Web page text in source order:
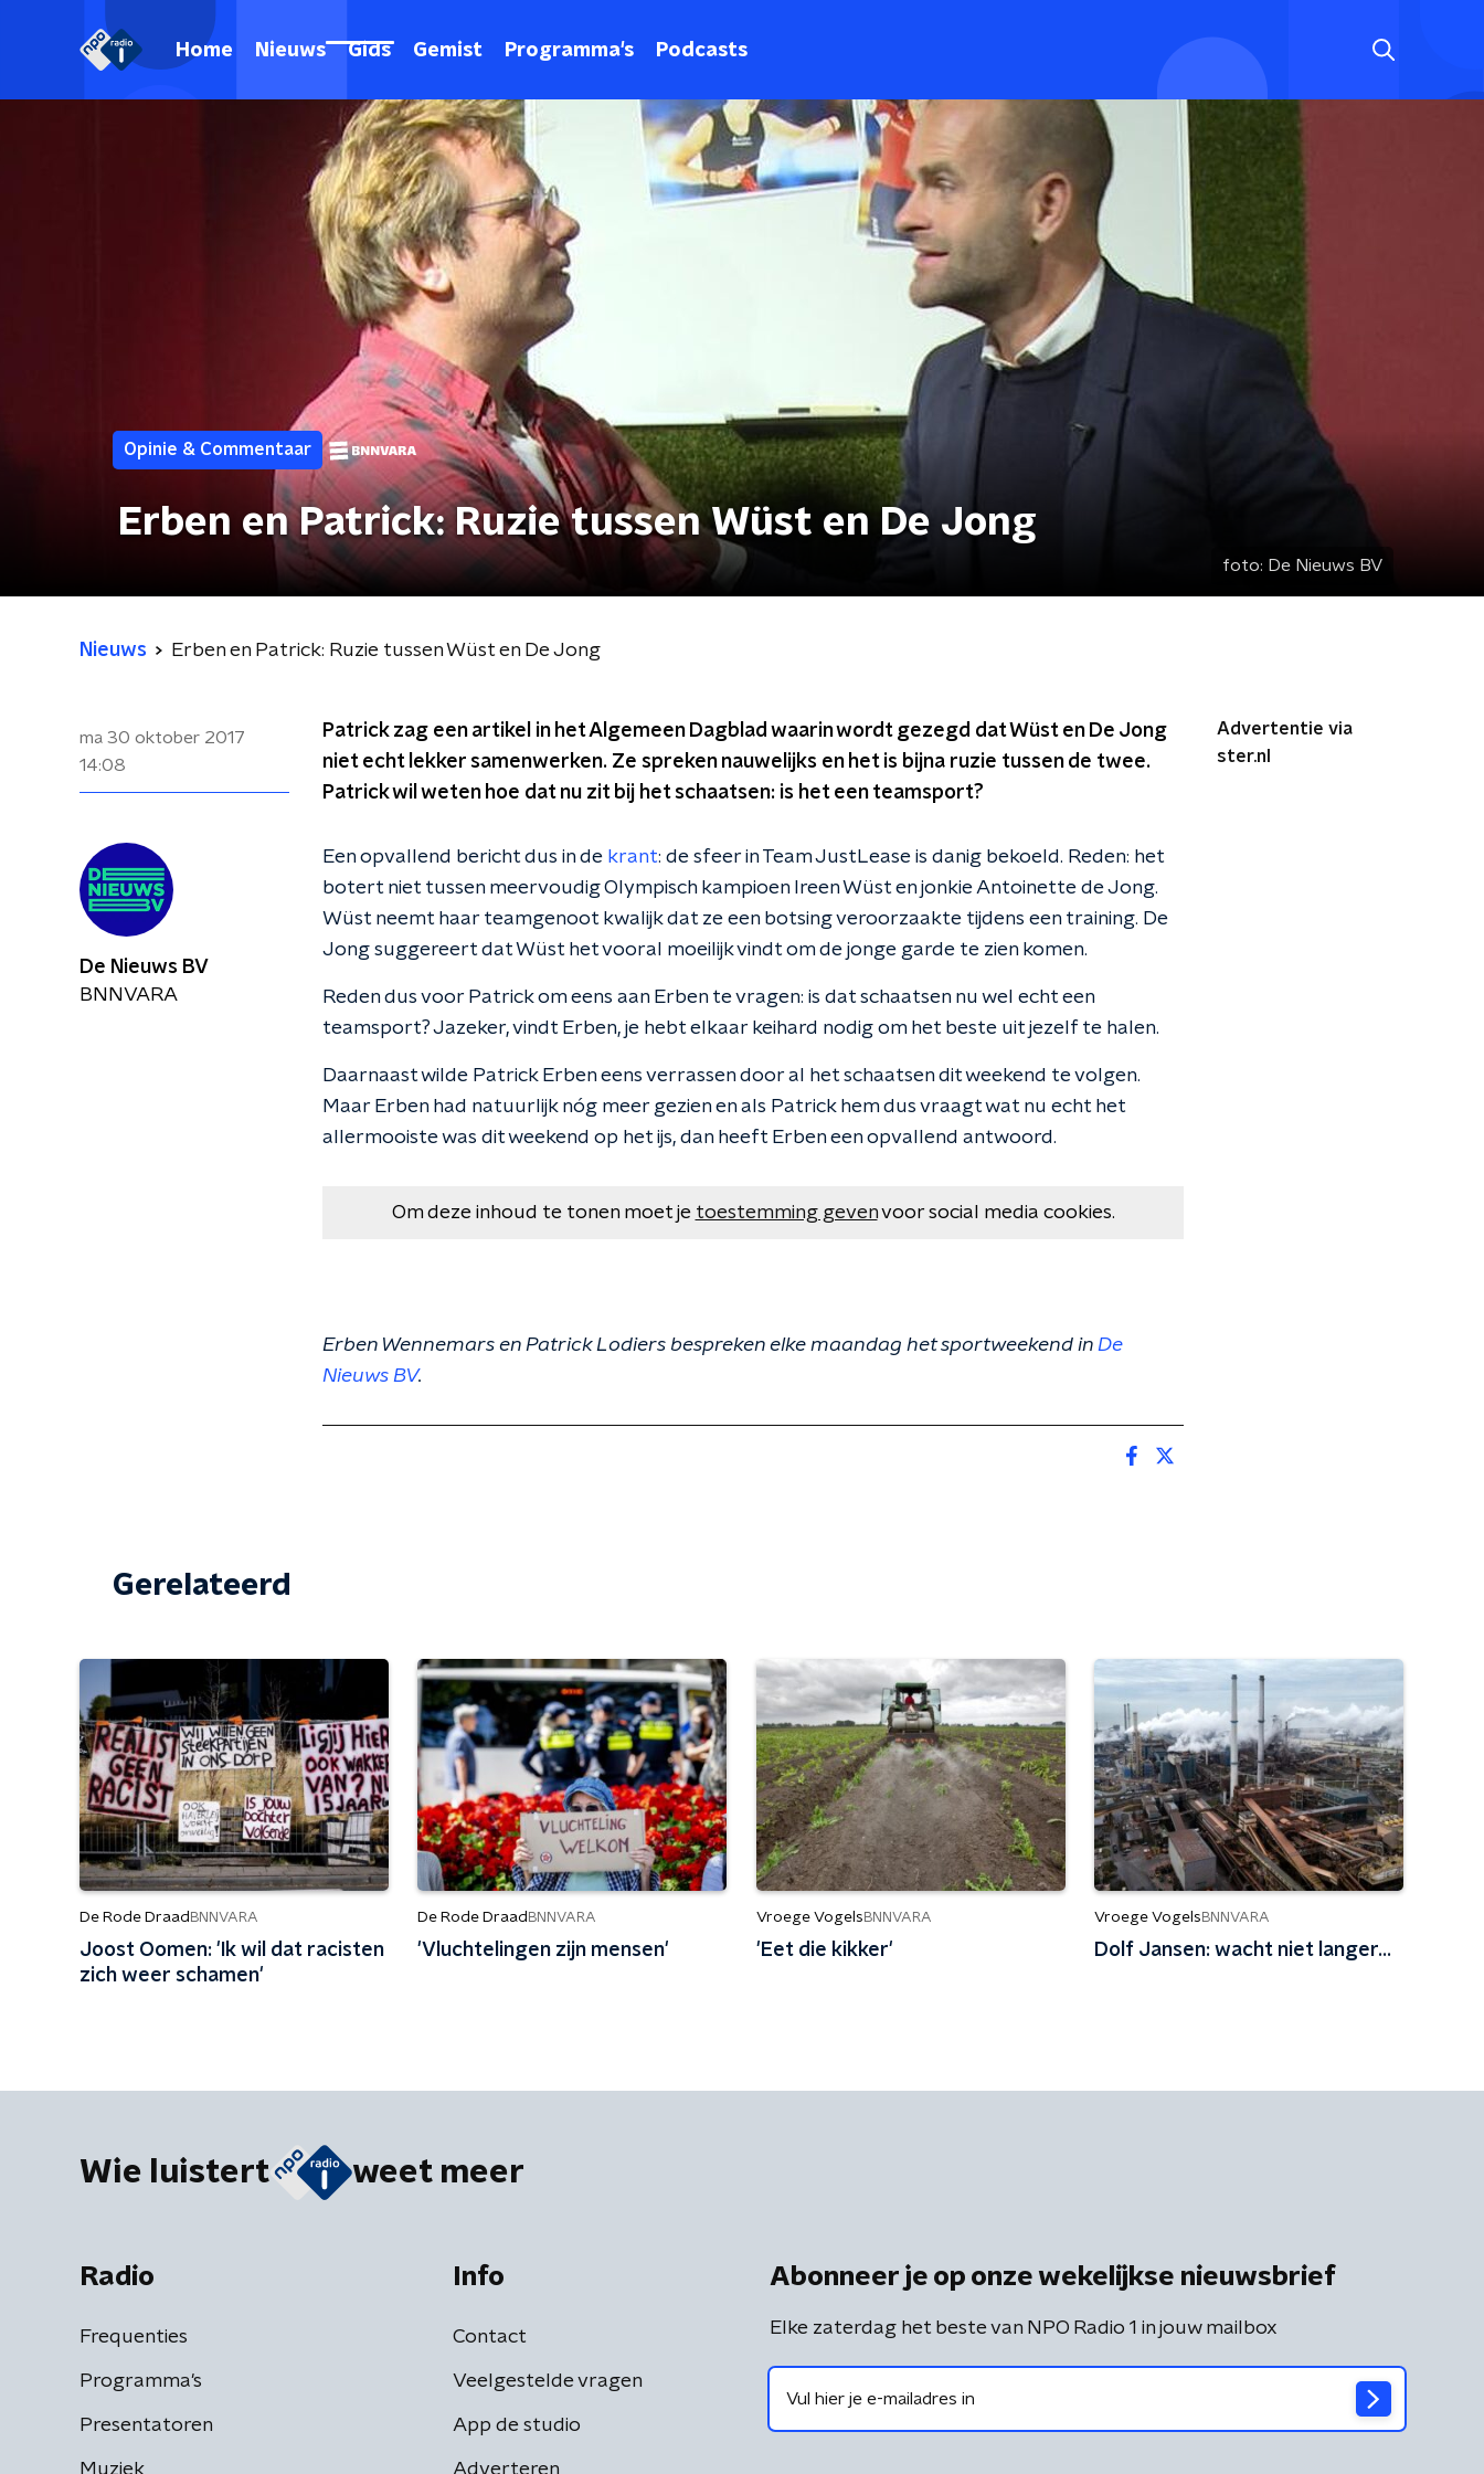
Home Nieuws Gids Gemist Programma's Podcasts
Opinie & Commentaar
Erben en Patrick: Ruzie tussen Wüst en De Jong
foto: De Nieuws BV
Nieuws Erben en Patrick: Ruzie tussen Wüst en De Jong
ma 30 oktober 2017
14:08
Patrick zag een artikel in het Algemeen Dagblad waarin wordt gezegd dat Wüst en De Jong
niet echt lekker samenwerken. Ze spreken nauwelijks en het is bijna ruzie tussen de twee.
Patrick wil weten hoe dat nu zit bij het schaatsen: is het een teamsport?
Een opvallend bericht dus in de krant: de sfeer in Team JustLease is danig bekoeld. Reden: het
botert niet tussen meervoudig Olympisch kampioen Ireen Wüst en jonkie Antoinette de Jong.
Wüst neemt haar teamgenoot kwalijk dat ze een botsing veroorzaakte tijdens een training. De
Jong suggereert dat Wüst het vooral moeilijk vindt om de jonge garde te zien komen.
Reden dus voor Patrick om eens aan Erben te vragen: is dat schaatsen nu wel echt een
teamsport? Jazeker, vindt Erben, je hebt elkaar keihard nodig om het beste uit jezelf te halen.
Daarnaast wilde Patrick Erben eens verrassen door al het schaatsen dit weekend te volgen.
Maar Erben had natuurlijk nóg meer gezien en als Patrick hem dus vraagt wat nu echt het
allermooiste was dit weekend op het ijs, dan heeft Erben een opvallend antwoord.
Om deze inhoud te tonen moet je toestemming gevenvoor social media cookies.
Erben Wennemars en Patrick Lodiers bespreken elke maandag het sportweekend in De
Nieuws BV.
Advertentie via
ster.nl
De Nieuws BV
BNNVARA
Gerelateerd
De Rode Draad BNNVARA
Joost Oomen: 'Ik wil dat racisten
zich weer schamen'
De Rode Draad BNNVARA
'Vluchtelingen zijn mensen'
Vroege Vogels BNNVARA
'Eet die kikker'
Vroege Vogels BNNVARA
Dolf Jansen: wacht niet langer...
Wie luistert weet meer
Radio
Frequenties
Programma's
Presentatoren
Muziek
Info
Contact
Veelgestelde vragen
App de studio
Adverteren
Abonneer je op onze wekelijkse nieuwsbrief
Elke zaterdag het beste van NPO Radio 1 in jouw mailbox